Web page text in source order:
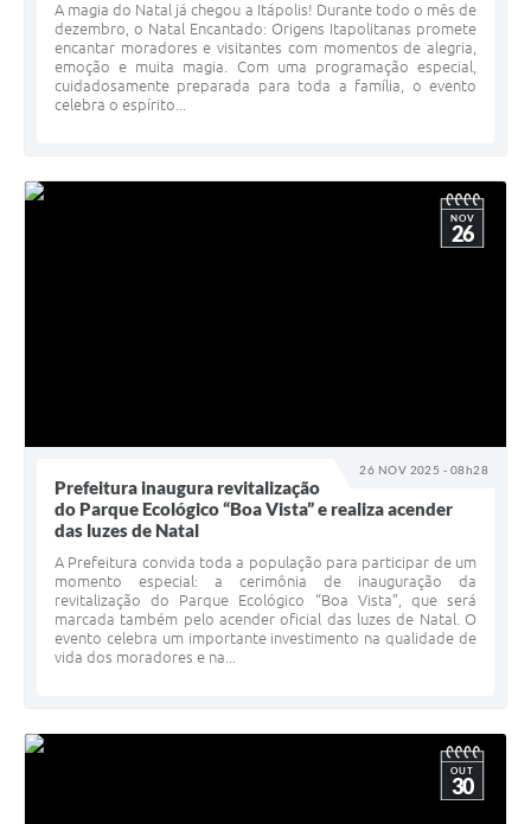
A magia do Natal já chegou a Itápolis! Durante todo o mês de
dezembro, o Natal Encantado: Origens Itapolitanas promete
encantar moradores e visitantes com momentos de alegria,
emoção e muita magia. Com uma programação especial,
cuidadosamente preparada para toda a família, o evento
celebra o espírito...
26 NOV 2025 - 08h28
NOV
26
Prefeitura inaugura revitalização
do Parque Ecológico “Boa Vista” e realiza acender
das luzes de Natal
A Prefeitura convida toda a população para participar de um
momento especial: a cerimônia de inauguração da
revitalização do Parque Ecológico “Boa Vista”, que será
marcada também pelo acender oficial das luzes de Natal. O
evento celebra um importante investimento na qualidade de
vida dos moradores e na...
OUT
30